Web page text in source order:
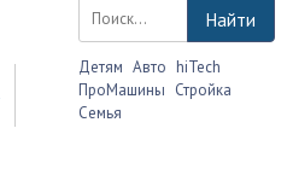
Найти
Детям Авто hiTech
ПроМашины Стройка
Семья